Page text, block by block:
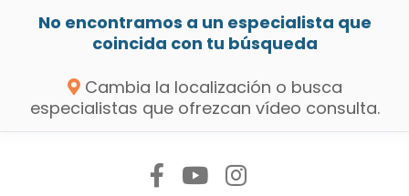
No encontramos a un especialista que
coincida con tu búsqueda
Cambia la localización o busca
especialistas que ofrezcan vídeo consulta.